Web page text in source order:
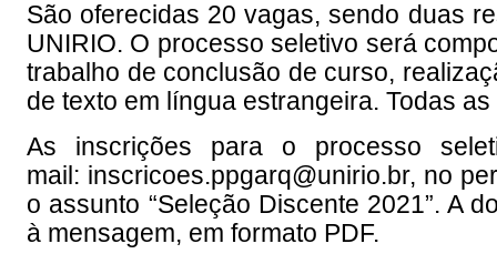
São oferecidas 20 vagas, sendo duas
UNIRIO. O processo seletivo será
trabalho de conclusão de curso,
de texto em língua estrangeira. Todas
As inscrições para o processo
mail: inscricoes.ppgarq@unirio.br, no
o assunto “Seleção Discente 2021”. A
à mensagem, em formato PDF.